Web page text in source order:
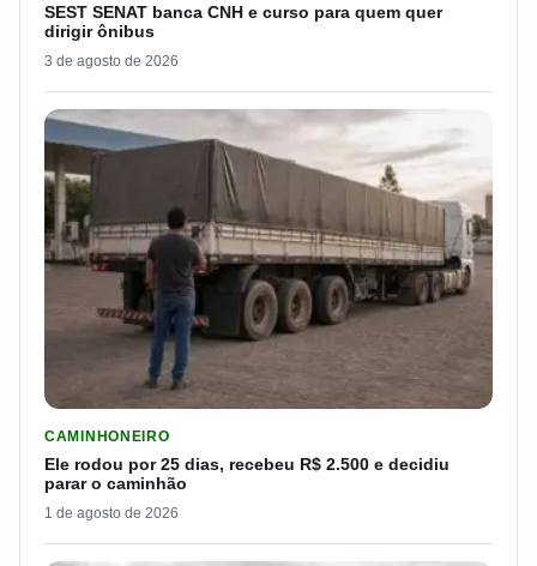
SEST SENAT banca CNH e curso para quem quer
dirigir ônibus
3 de agosto de 2026
CAMINHONEIRO
Ele rodou por 25 dias, recebeu R$ 2.500 e decidiu
parar o caminhão
1 de agosto de 2026